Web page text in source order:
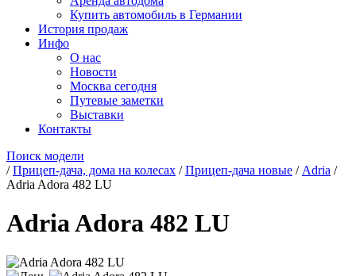
Купить автомобиль в Германии
История продаж
Инфо
О нас
Новости
Москва сегодня
Путевые заметки
Выставки
Контакты
Поиск модели
/Прицеп-дача, дома на колесах /Прицеп-дача новые / Adria /
Adria Adora 482 LU
Adria Adora 482 LU